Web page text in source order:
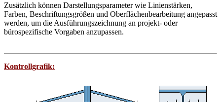
Zusätzlich können Darstellungsparameter wie Linienstärken,
Farben, Beschriftungsgrößen und Oberflächenbearbeitung angepasst
werden, um die Ausführungszeichnung an projekt- oder
bürospezifische Vorgaben anzupassen.
Kontrollgrafik: